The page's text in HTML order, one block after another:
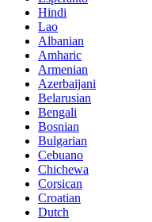
Hindi
Lao
Albanian
Amharic
Armenian
Azerbaijani
Belarusian
Bengali
Bosnian
Bulgarian
Cebuano
Chichewa
Corsican
Croatian
Dutch